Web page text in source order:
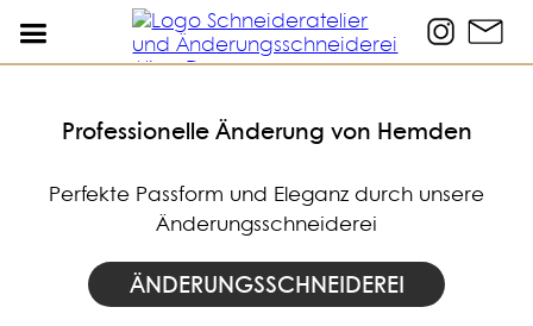
Professionelle Änderung von Hemden
Perfekte Passform und Eleganz durch unsere
Änderungsschneiderei
ÄNDERUNGSSCHNEIDEREI